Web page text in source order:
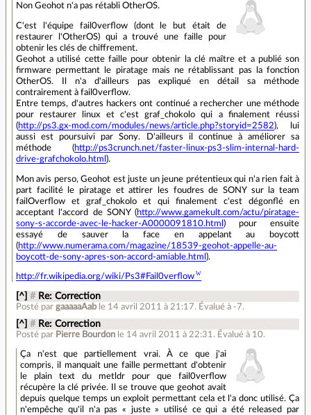
Non Geohot n'a pas rétabli OtherOS.
C'est l'équipe fail0verflow (dont le but était de
restaurer l'OtherOS) qui a trouvé une faille pour
obtenir les clés de chiffrement.
Geohot a utilisé cette faille pour obtenir la clé maître et a publié son
firmware permettant le piratage mais ne rétablissant pas la fonction
OtherOS. Il n'a d'ailleurs pas expliqué en détail sa méthode
contrairement à fail0verflow.
Entre temps, d'autres hackers ont continué a rechercher une méthode
pour restaurer linux et c'est graf_chokolo qui a finalement réussi
(http://ps3.gx-mod.com/modules/news/article.php?storyid=2582), lui
aussi est poursuivi par Sony. D'ailleurs il continue à améliorer sa
méthode (http://ps3crunch.net/faster-linux-ps3-slim-internal-hard-
drive-grafchokolo.html ).
Mon avis perso, Geohot est juste un jeune prétentieux qui n'a rien fait à
part facilité le piratage et attirer les foudres de SONY sur la team
failOverflow et graf_chokolo et qui finalement c'est dégonflé en
acceptant l'accord de SONY (http://www.gamekult.com/actu/piratage-
sony-s-accorde-avec-le-hacker-A0000091810.html ) pour ensuite
essayé de sauver la face en appelant au boycott
(http://www.numerama.com/magazine/18539-geohot-appelle-au-
boycott-de-sony-apres-son-accord-amiable.html ).
http://fr.wikipedia.org/wiki/Ps3#Fail0verflow
[^] # Re: Correction
Posté pargaaaaaAab le 14 avril 2011 à 21:17. Évalué à -7.
[^] # Re: Correction
Posté par Pierre Bourdon le 14 avril 2011 à 22:31 . Évalué à 10.
Ça n'est que partiellement vrai. À ce que j'ai
compris, il manquait une faille permettant d'obtenir
le plain text du metldr pour que fail0verflow
récupère la clé privée. Il se trouve que geohot avait
depuis quelque temps un exploit permettant cela et l'a donc utilisé. Ça
n'empêche qu'il n'a pas « juste » utilisé ce qui a été released par